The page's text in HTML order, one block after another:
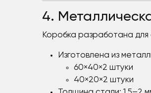
4.
Коробка разработана для
Изготовлена из
60×40×2 штуки
40×20×2 штуки